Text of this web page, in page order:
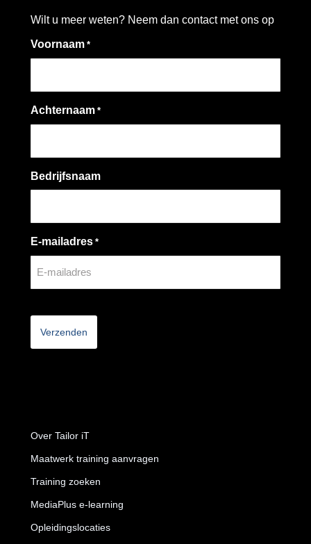
Over Tailor iT
Maatwerk training aanvragen
Training zoeken
MediaPlus e-learning
Opleidingslocaties
Wilt u meer weten? Neem dan contact met ons op
Voornaam *
Achternaam *
Bedrijfsnaam
E-mailadres *